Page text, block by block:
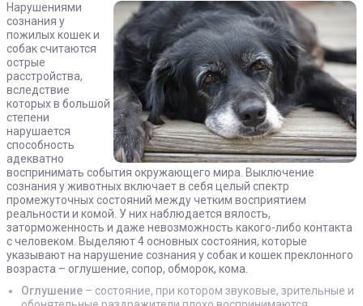
Нарушениями
сознания у
пожилых кошек и
собак считаются
острые
расстройства,
вследствие
которых в большой
степени
нарушается
способность
адекватно
воспринимать события окружающего мира. Выключение
сознания у животных включает в себя целый спектр
промежуточных состояний между четким восприятием
реальности и комой. У них наблюдается вялость,
заторможенность и даже невозможность какого-либо контакта
с человеком. Выделяют 4 основных состояния, которые
указывают на нарушение сознания у собак и кошек преклонного
возраста – оглушение, сопор, обморок, кома.
Оглушение – состояние, при котором звуковые, зрительные и